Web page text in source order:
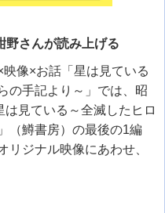
野さんが読み上げる
像×お話「星は見ている
の手記より～」では、昭
は見ている～全滅したヒロ
（鱒書房）の最後の1編
リジナル映像にあわせ、